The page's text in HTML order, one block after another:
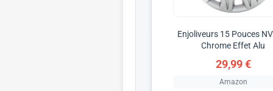
Enjoliveurs 15 Pouces
Chrome Effet Alu
29,99 €
Amazon